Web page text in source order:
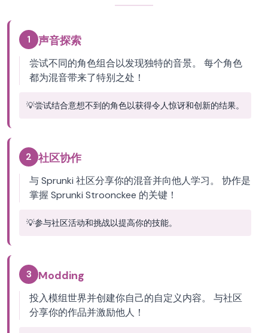
1 声音探索
尝试不同的角色组合以发现独特的音景。 每个角色
都为混音带来了特别之处！
💡尝试结合意想不到的角色以获得令人惊讶和创新的结果。
2 社区协作
与 Sprunki 社区分享你的混音并向他人学习。 协作是
掌握 Sprunki Stroonckee 的关键！
💡参与社区活动和挑战以提高你的技能。
3 Modding
投入模组世界并创建你自己的自定义内容。 与社区
分享你的作品并激励他人！